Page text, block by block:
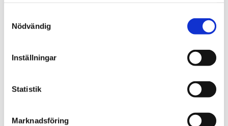
Nödvändig
Inställningar
Statistik
Marknadsföring
Show. Nöjda kunder är återkommande kunder och